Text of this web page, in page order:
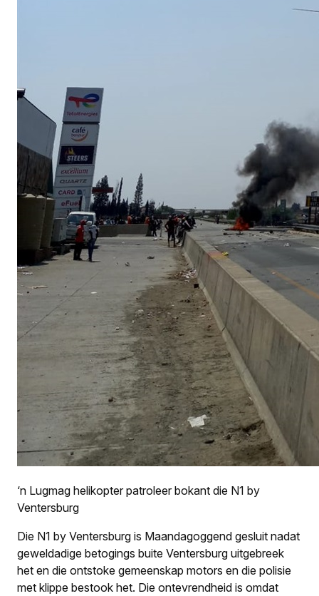
‘n Lugmag helikopter patroleer bokant die N1 by
Ventersburg
Die N1 by Ventersburg is Maandagoggend gesluit nadat
geweldadige betogings buite Ventersburg uitgebreek
het en die ontstoke gemeenskap motors en die polisie
met klippe bestook het. Die ontevrendheid is omdat